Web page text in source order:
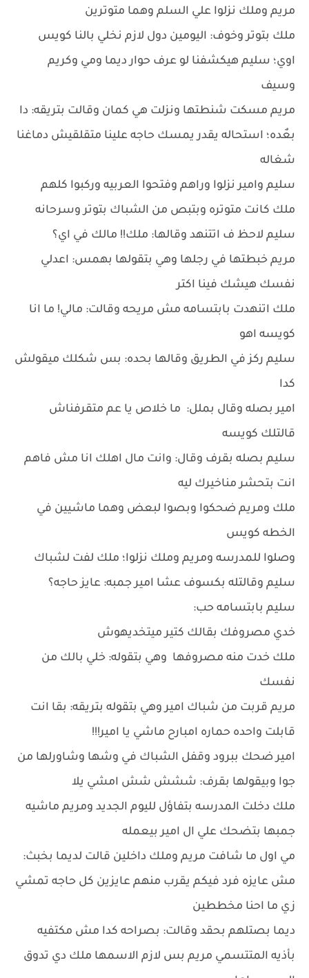
مريم وملك نزلوا علي السلم وهما متوترين
ملك بتوتر وخوف: اليومين دول لازم نخلي بالنا كويس
اوي؛ سليم هيكشفنا لو عرف حوار ديما ومي وكريم
وسيف
مريم مسكت شنطتها ونزلت هي كمان وقالت بتريقه: دا
بعٌده؛ استحاله يقدر يمسك حاجه علينا متقلقيش دماغنا
شغاله
سليم وامير نزلوا وراهم وفتحوا العربيه وركبوا كلهم
ملك كانت متوتره وبتبص من الشباك بتوتر وسرحانه
سليم لاحظ ف اتتنهد وقالها: ملك!! مالك في اي؟
مريم خبطتها في رجلها وهي بتقولها بهمس: اعدلي
نفسك هيشك فينا اكتر
ملك اتنهدت بابتسامه مش مريحه وقالت: مالي! ما انا
كويسه اهو
سليم ركز في الطريق وقالها بحده: بس شكلك ميقولش
كدا
امير بصله وقال بملل: ما خلاص يا عم متقرفناش
قالتلك كويسه
سليم بصله بقرف وقال: وانت مال اهلك انا مش فاهم
انت بتحشر مناخيرك ليه
ملك ومريم ضحكوا وبصوا لبعض وهما ماشيين في
الخطه كويس
وصلوا للمدرسه ومريم وملك نزلوا؛ ملك لفت لشباك
سليم وقالتله بكسوف عشا امير جمبه: عايز حاجه؟
سليم بابتسامه حب:
خدي مصروفك بقالك كتير ميتخديهوش
ملك خدت منه مصروفها وهي بتقوله: خلي بالك من
نفسك
مريم قربت من شباك امير وهي بتقوله بتريقه: بقا انت
قابلت واحده حماره امبارح ماشي يا امير!!!
امير ضحك ببرود وقفل الشباك في وشها وشاورلها من
جوا وبيقولها بقرف: ششش شش امشي يلا
ملك دخلت المدرسه بتفاؤل لليوم الجديد ومريم ماشيه
جمبها بتضحك علي ال امير بيعمله
مي اول ما شافت مريم وملك داخلين قالت لديما بخبث:
مش عايزه فرد فيكم يقرب منهم عايزين كل حاجه تمشي
زي ما احنا مخططين
ديما بصتلهم بحقد وقالت: بصراحه كدا مش مكتفيه
بأذيه المتتسمي مريم بس لازم الاسمها ملك دي تدوق